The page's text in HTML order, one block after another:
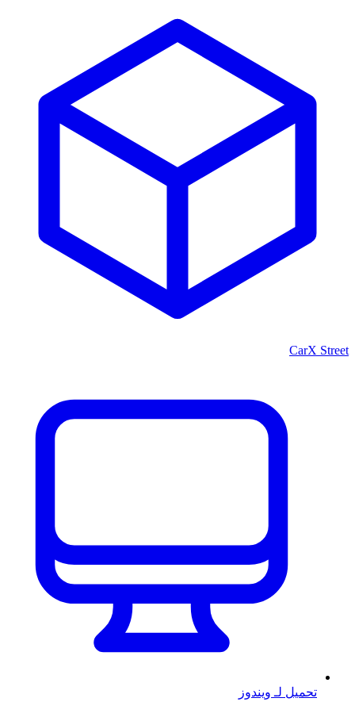
CarX Street
تحميل لـ ويندوز